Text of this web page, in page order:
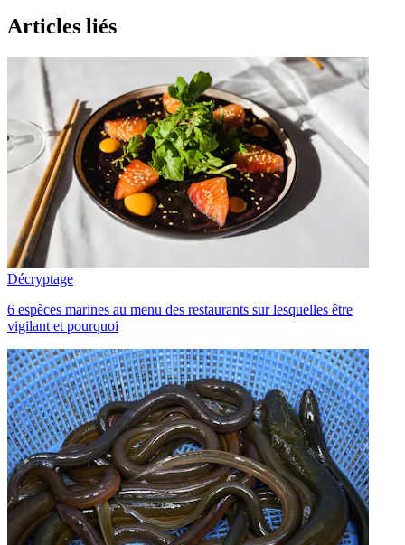
Articles liés
Décryptage
6 espèces marines au menu des restaurants sur lesquelles être
vigilant et pourquoi